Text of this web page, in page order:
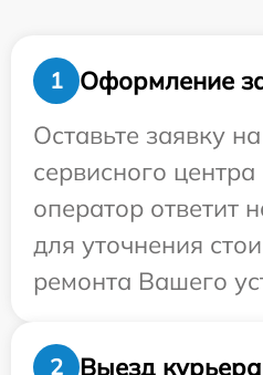
1
Оформление
Оставьте заявку
сервисного
оператор ответит
для уточнения
ремонта Вашего
2
Выезд